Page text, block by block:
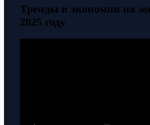
Тренды в экономии на
2025 году